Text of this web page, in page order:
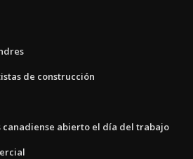
de construcción
canadiense abierto el día del trabajo